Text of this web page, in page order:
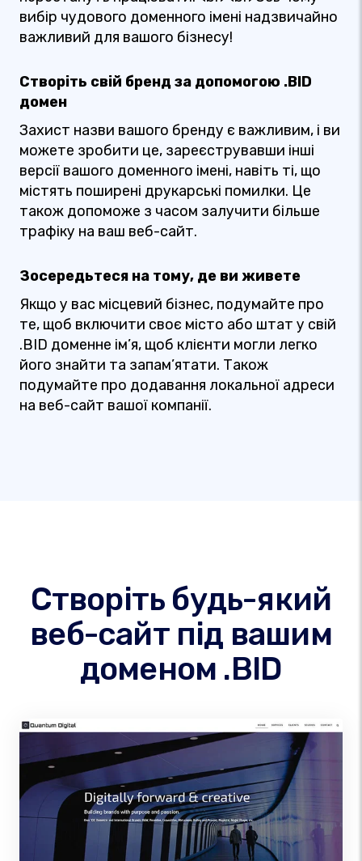
вибір чудового доменного імені надзвичайно
важливий для вашого бізнесу!
Створіть свій бренд за допомогою .BID
домен
Захист назви вашого бренду є важливим, і ви
можете зробити це, зареєструвавши інші
версії вашого доменного імені, навіть ті, що
містять поширені друкарські помилки. Це
також допоможе з часом залучити більше
трафіку на ваш веб-сайт.
Зосередьтеся на тому, де ви живете
Якщо у вас місцевий бізнес, подумайте про
те, щоб включити своє місто або штат у свій
.BID доменне ім’я, щоб клієнти могли легко
його знайти та запам’ятати. Також
подумайте про додавання локальної адреси
на веб-сайт вашої компанії.
Створіть будь-який
веб-сайт під вашим
доменом .BID